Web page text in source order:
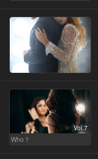
Vol.7
Who？